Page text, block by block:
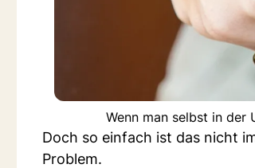
Wenn man selbst in
Doch so einfach ist das nicht
Problem.